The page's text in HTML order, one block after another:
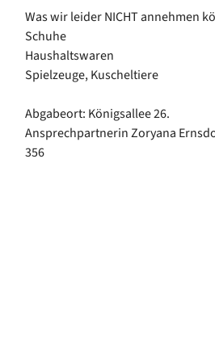
Was wir leider NICHT annehmen
Schuhe
Haushaltswaren
Spielzeuge, Kuscheltiere
Abgabeort: Königsallee 26.
Ansprechpartnerin Zoryana
356